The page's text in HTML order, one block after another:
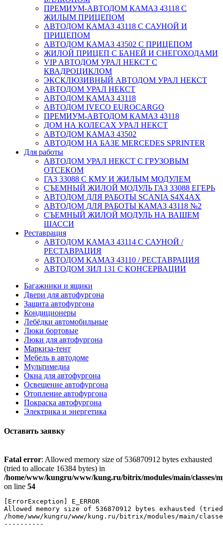
ПРЕМИУМ-АВТОДОМ КАМАЗ 43118 С
ЖИЛЫМ ПРИЦЕПОМ
АВТОДОМ КАМАЗ 43118 С САУНОЙ И
ПРИЦЕПОМ
АВТОДОМ КАМАЗ 43502 С ПРИЦЕПОМ
ЖИЛОЙ ПРИЦЕП С БАНЕЙ И СНЕГОХОДАМИ
VIP АВТОДОМ УРАЛ НЕКСТ С
КВАДРОЦИКЛОМ
ЭКСКЛЮЗИВНЫЙ АВТОДОМ УРАЛ НЕКСТ
АВТОДОМ УРАЛ НЕКСТ
АВТОДОМ КАМАЗ 43118
АВТОДОМ IVECO EUROCARGO
ПРЕМИУМ-АВТОДОМ КАМАЗ 43118
ДОМ НА КОЛЕСАХ УРАЛ НЕКСТ
АВТОДОМ КАМАЗ 43502
АВТОДОМ НА БАЗЕ MERCEDES SPRINTER
Для работы
АВТОДОМ УРАЛ НЕКСТ С ГРУЗОВЫМ
ОТСЕКОМ
ГАЗ 33088 С КМУ И ЖИЛЫМ МОДУЛЕМ
СЪЕМНЫЙ ЖИЛОЙ МОДУЛЬ ГАЗ 33088 ЕГЕРЬ
АВТОДОМ ДЛЯ РАБОТЫ SCANIA S4X4AX
АВТОДОМ ДЛЯ РАБОТЫ КАМАЗ 43118 №2
СЪЕМНЫЙ ЖИЛОЙ МОДУЛЬ НА ВАШЕМ
ШАССИ
Реставрация
АВТОДОМ КАМАЗ 43114 С САУНОЙ /
РЕСТАВРАЦИЯ
АВТОДОМ КАМАЗ 43110 / РЕСТАВРАЦИЯ
АВТОДОМ ЗИЛ 131 С КОНСЕРВАЦИИ
Багажники и ящики
Двери для автофургона
Защита автофургона
Кондиционеры
Лебёдки автомобильные
Люки бортовые
Люки для автофургона
Маркиза-тент
Мебель в автодоме
Мультимедиа
Окна для автофургона
Освещение автофургона
Отопление автофургона
Покраска автофургона
Электрика и энергетика
Оставить заявку
Fatal error: Allowed memory size of 536870912 bytes exhausted
(tried to allocate 16384 bytes) in
/home/www/kungru/www/kung.ru/bitrix/modules/main/classes/
on line 54
[ErrorException] E_ERROR
Allowed memory size of 536870912 bytes exhausted
/home/www/kungru/www/kung.ru/bitrix/modules/main/